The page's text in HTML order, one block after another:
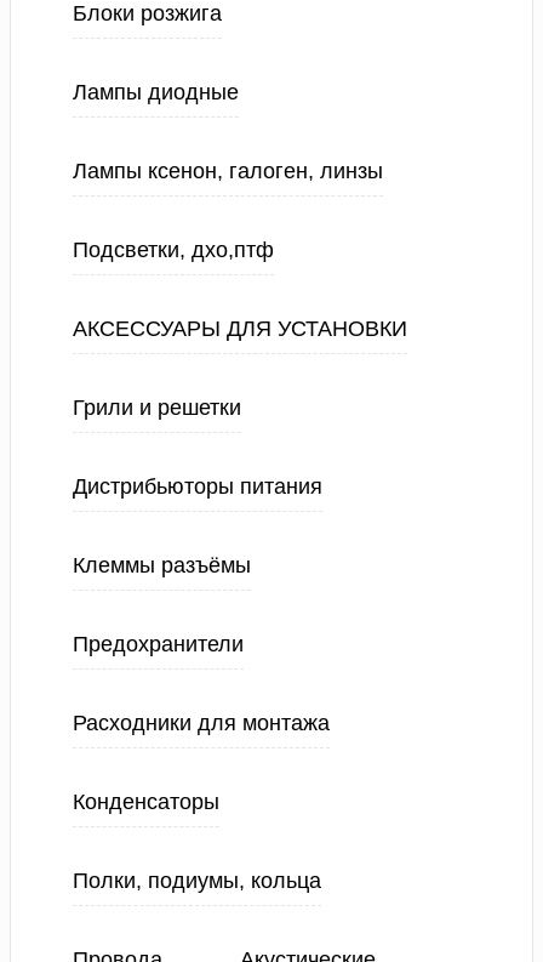
Блоки розжига
Лампы диодные
Лампы ксенон, галоген, линзы
Подсветки, дхо,птф
АКСЕССУАРЫ ДЛЯ УСТАНОВКИ
Грили и решетки
Дистрибьюторы питания
Клеммы разъёмы
Предохранители
Расходники для монтажа
Конденсаторы
Полки, подиумы, кольца